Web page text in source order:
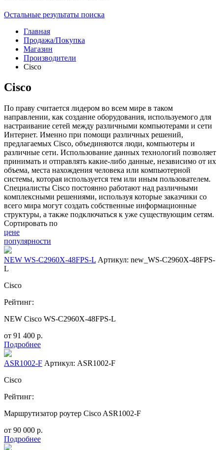
Остальные результаты поиска
Главная
Продажа/Покупка
Магазин
Производители
Cisco
Cisco
По праву считается лидером во всем мире в таком
направлении, как создание оборудования, используемого для
настраивание сетей между различными компьютерами и сети
Интернет. Именно при помощи различных решений,
предлагаемых Cisco, объединяются люди, компьютеры и
различные сети. Использование данных технологий позволяет
принимать и отправлять какие-либо данные, независимо от их
объема, места нахождения человека или компьютерной
системы, которая используется тем или иным пользователем.
Специалисты Cisco постоянно работают над различными
комплексными решениями, используя которые заказчики со
всего мира могут создать собственные информационные
структуры, а также подключаться к уже существующим сетям.
Сортировать по
цене
популярности
NEW WS-C2960X-48FPS-L Артикул: new_WS-C2960X-48FPS-
L
Cisco
Рейтинг:
NEW Cisco WS-C2960X-48FPS-L
от 91 400 р.
Подробнее
ASR1002-F Артикул: ASR1002-F
Cisco
Рейтинг:
Маршрутизатор роутер Cisco ASR1002-F
от 90 000 р.
Подробнее